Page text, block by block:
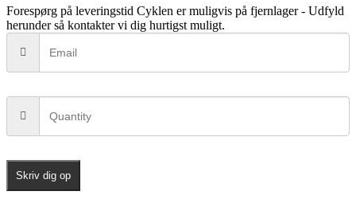
Forespørg på leveringstid Cyklen er muligvis på fjernlager - Udfyld
herunder så kontakter vi dig hurtigst muligt.
Skriv dig op